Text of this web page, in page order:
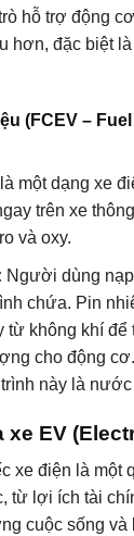
hỗ trợ động
hơn, đặc biệt
(FCEV –
một dạng xe
trên xe
và oxy.
Người dùng
chứa. Pin
từ không khí để
cho động
này là
xe EV
xe điện là một
từ lợi ích tài
cuộc sống và